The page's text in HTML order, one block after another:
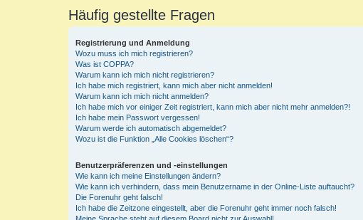
Häufig gestellte Fragen
Registrierung und Anmeldung
Wozu muss ich mich registrieren?
Was ist COPPA?
Warum kann ich mich nicht registrieren?
Ich habe mich registriert, kann mich aber nicht anmelden!
Warum kann ich mich nicht anmelden?
Ich habe mich vor einiger Zeit registriert, kann mich aber nicht mehr anmelden?!
Ich habe mein Passwort vergessen!
Warum werde ich automatisch abgemeldet?
Wozu ist die Funktion „Alle Cookies löschen“?
Benutzerpräferenzen und -einstellungen
Wie kann ich meine Einstellungen ändern?
Wie kann ich verhindern, dass mein Benutzername in der Online-Liste auftaucht?
Die Forenuhr geht falsch!
Ich habe die Zeitzone eingestellt, aber die Forenuhr geht immer noch falsch!